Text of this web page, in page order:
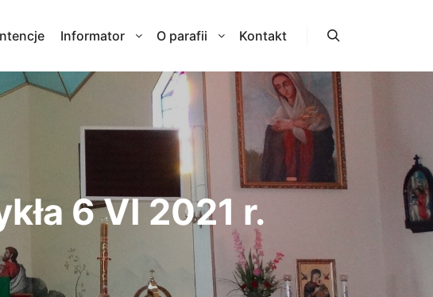
Informator O parafii Kontakt
6 VI 2021 r.